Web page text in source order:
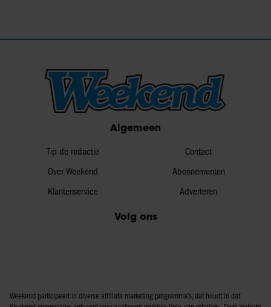
Algemeen
Tip de redactie
Over Weekend
Klantenservice
Contact
Abonnementen
Adverteren
Volg ons
Weekend participeert in diverse affiliate marketing programma’s, dat houdt in dat